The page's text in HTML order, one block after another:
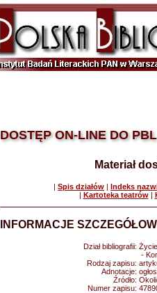
DOSTĘP ON-LINE DO PBL
Materiał
| Spis działów | Indeks
| Kartoteka teatrów|
INFORMACJE
Dział bibliografii:
-
Rodzaj zapisu:
Adnotacje:
Źródło:
Numer zapisu: